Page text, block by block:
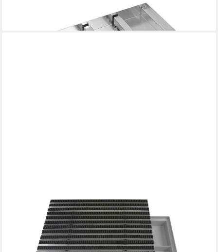
lieferbar - in 2-3 Werktagen bei dir
Fußmatte Eingangsmatte DIPLOMAT + Bodenwanne, Bürsten
Grau, rechteckig, Höhe: 75 mm, Größe: 600x400 mm, für Innen-
und Außenbereich
lieferbar - in 2-3 Werktagen bei dir